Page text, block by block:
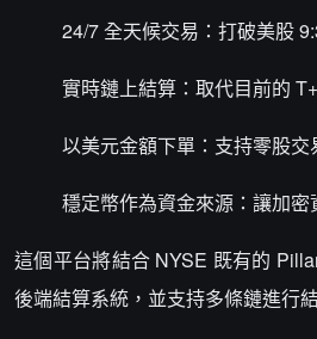
24/7 全天候交易：打破美股
實時鏈上結算：取代目前的
以美元金額下單：支持零股交
穩定幣作為資金來源：讓加
這個平台將結合 NYSE 既有的
後端結算系統，並支持多條鏈進行